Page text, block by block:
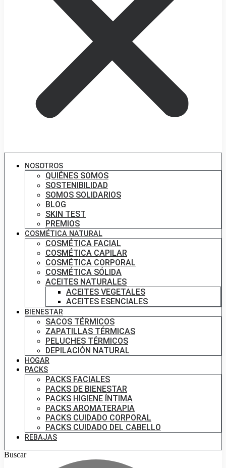
NOSOTROS
QUIÉNES SOMOS
SOSTENIBILIDAD
SOMOS SOLIDARIOS
BLOG
SKIN TEST
PREMIOS
COSMÉTICA NATURAL
COSMÉTICA FACIAL
COSMÉTICA CAPILAR
COSMÉTICA CORPORAL
COSMÉTICA SÓLIDA
ACEITES NATURALES
ACEITES VEGETALES
ACEITES ESENCIALES
BIENESTAR
SACOS TÉRMICOS
ZAPATILLAS TÉRMICAS
PELUCHES TÉRMICOS
DEPILACIÓN NATURAL
HOGAR
PACKS
PACKS FACIALES
PACKS DE BIENESTAR
PACKS HIGIENE ÍNTIMA
PACKS AROMATERAPIA
PACKS CUIDADO CORPORAL
PACKS CUIDADO DEL CABELLO
REBAJAS
Buscar